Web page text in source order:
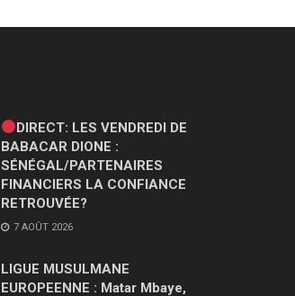
DIRECT: LES VENDREDI DE
BABACAR DIONE :
SÉNÉGAL/PARTENAIRES
FINANCIERS LA CONFIANCE
RETROUVÉE?
7 AOÛT 2026
LIGUE MUSULMANE
EUROPEENNE : Matar Mbaye,